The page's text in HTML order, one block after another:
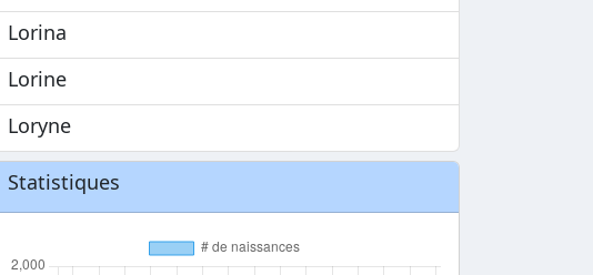
Lorina
Lorine
Loryne
Statistiques